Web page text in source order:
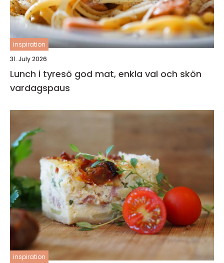
inspiration
31. July 2026
Lunch i tyresö god mat, enkla val och skön
vardagspaus
inspiration